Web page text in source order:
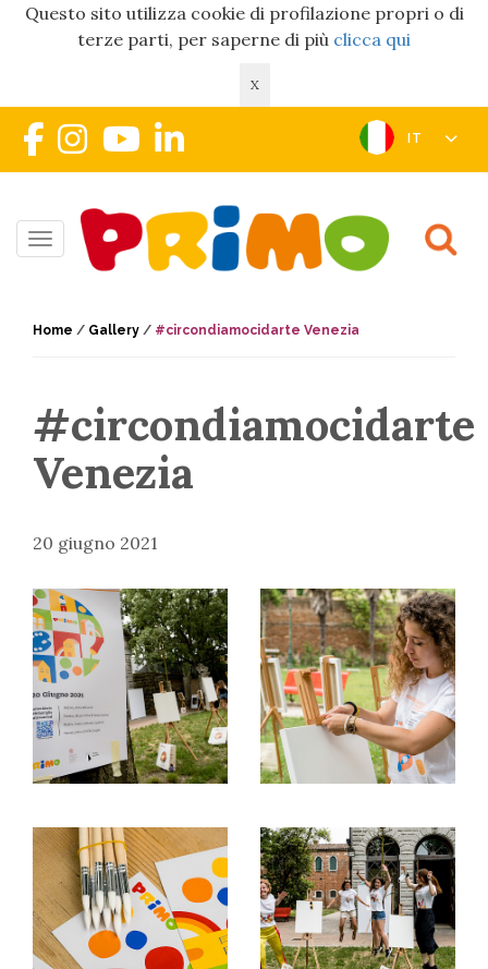
Questo sito utilizza cookie di profilazione propri o di
terze parti, per saperne di più clicca qui
X
IT
Toggle navigation
Home / Gallery / #circondiamocidarte Venezia
#circondiamocidarte
Venezia
20 giugno 2021